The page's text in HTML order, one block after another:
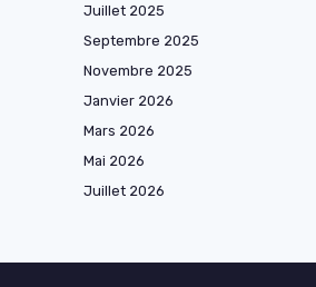
Juillet 2025
Septembre 2025
Novembre 2025
Janvier 2026
Mars 2026
Mai 2026
Juillet 2026